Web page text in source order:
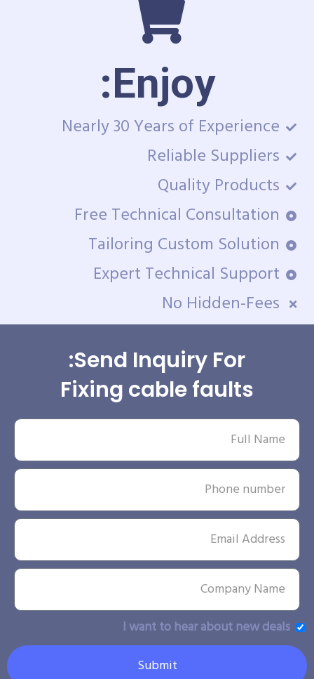
Enjoy:
Nearly 30 Years of Experience
Reliable Suppliers
Quality Products
Free Technical Consultation
Tailoring Custom Solution
Expert Technical Support
No Hidden-Fees
Send Inquiry For:
Fixing cable faults
I want to hear about new deals
Submit